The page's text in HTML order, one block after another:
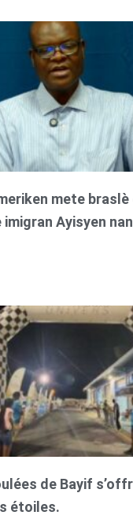
mete
imigran Ayisyen
de Bayif
étoiles.